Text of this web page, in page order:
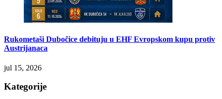
Rukometaši Dubočice debituju u EHF Evropskom kupu protiv
Austrijanaca
jul 15, 2026
Kategorije